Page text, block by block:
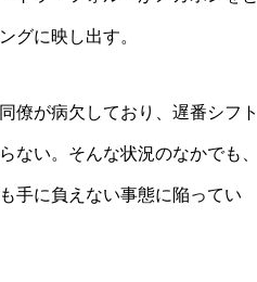
グに映し出す。
僚が病欠しており、遅番シフト
ない。そんな状況のなかでも、
手に負えない事態に陥ってい